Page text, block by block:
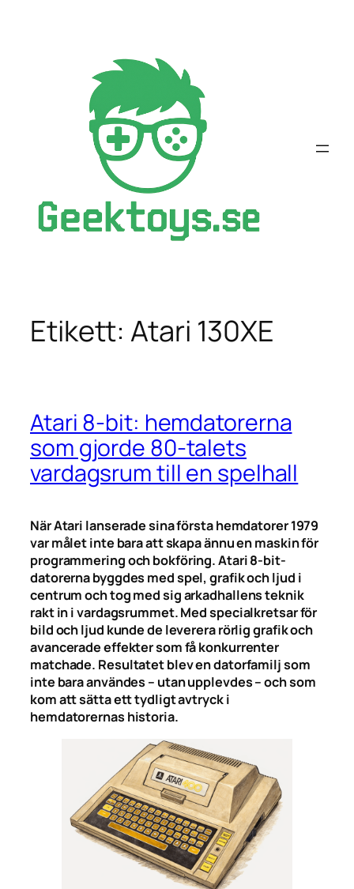
Etikett:Atari 130XE
Atari 8-bit: hemdatorerna
som gjorde 80-talets
vardagsrum till en spelhall
När Atari lanserade sina första hemdatorer 1979
var målet inte bara att skapa ännu en maskin för
programmering och bokföring. Atari 8-bit-
datorerna byggdes med spel, grafik och ljud i
centrum och tog med sig arkadhallens teknik
rakt in i vardagsrummet. Med specialkretsar för
bild och ljud kunde de leverera rörlig grafik och
avancerade effekter som få konkurrenter
matchade. Resultatet blev en datorfamilj som
inte bara användes – utan upplevdes – och som
kom att sätta ett tydligt avtryck i
hemdatorernas historia.